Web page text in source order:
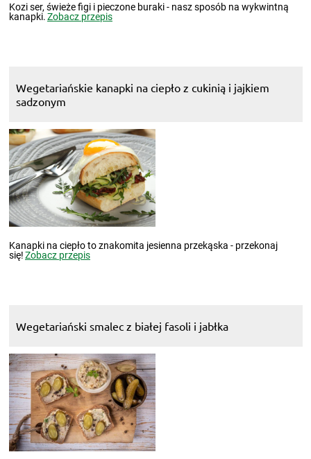
Kozi ser, świeże figi i pieczone buraki - nasz sposób na wykwintną
kanapki.Zobacz przepis
Wegetariańskie kanapki na ciepło z cukinią i jajkiem
sadzonym
Kanapki na ciepło to znakomita jesienna przekąska - przekonaj
się!Zobacz przepis
Wegetariański smalec z białej fasoli i jabłka